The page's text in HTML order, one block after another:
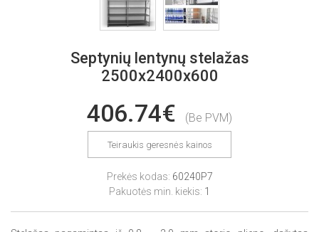
Septynių lentynų stelažas
2500x2400x600
406.74€ (Be PVM)
Teiraukis geresnės kainos
Prekės kodas: 60240P7
Pakuotės min. kiekis: 1